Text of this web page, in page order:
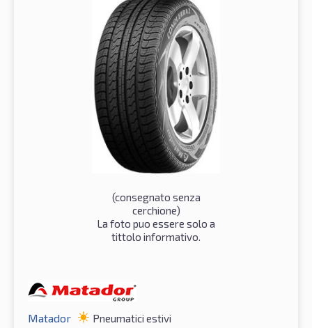
(consegnato senza
cerchione)
La foto puo essere solo a
tittolo informativo.
Matador Pneumatici estivi